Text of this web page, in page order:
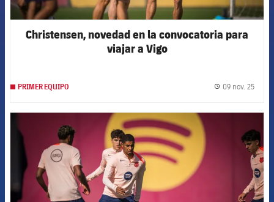
Christensen, novedad en la convocatoria para
viajar a Vigo
PRIMER EQUIPO 09 nov. 25
FCB Barcelona badge